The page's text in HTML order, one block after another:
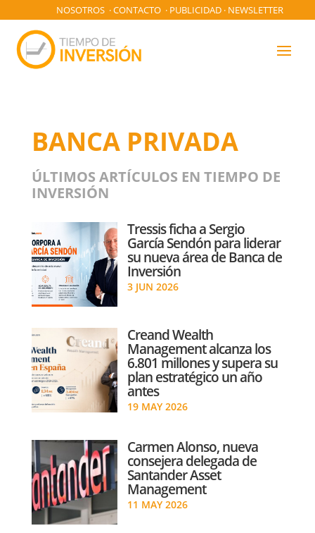
NOSOTROS ·CONTACTO · PUBLICIDAD · NEWSLETTER
BANCA PRIVADA
ÚLTIMOS ARTÍCULOS EN TIEMPO DE
INVERSIÓN
Tressis ficha a Sergio
García Sendón para liderar
su nueva área de Banca de
Inversión
3 JUN 2026
Creand Wealth
Management alcanza los
6.801 millones y supera su
plan estratégico un año
antes
19 MAY 2026
Carmen Alonso, nueva
consejera delegada de
Santander Asset
Management
11 MAY 2026